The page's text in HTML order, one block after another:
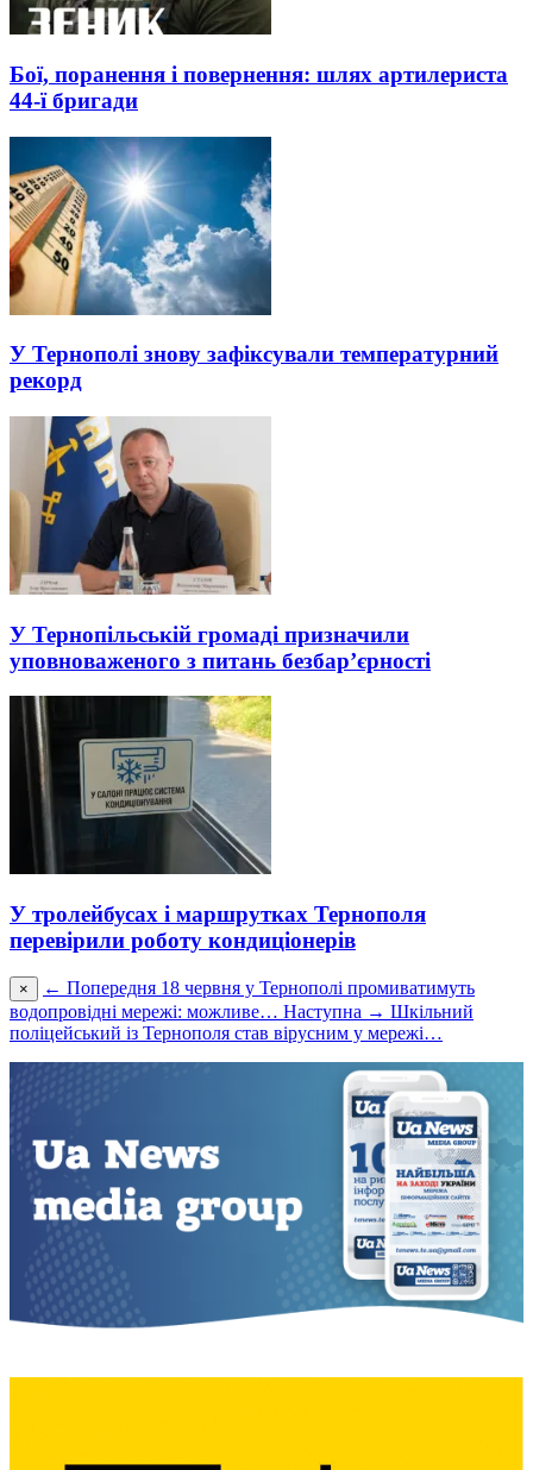
Бої, поранення і повернення: шлях артилериста
44-ї бригади
У Тернополі знову зафіксували температурний
рекорд
У Тернопільській громаді призначили
уповноваженого з питань безбар’єрності
У тролейбусах і маршрутках Тернополя
перевірили роботу кондиціонерів
× ← Попередня 18 червня у Тернополі промиватимуть
водопровідні мережі: можливе… Наступна → Шкільний
поліцейський із Тернополя став вірусним у мережі…